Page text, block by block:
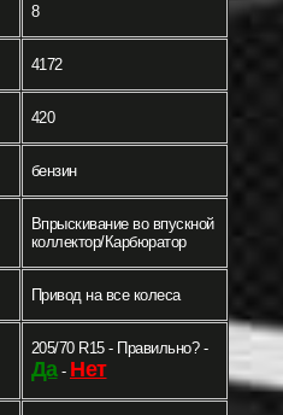
8
4172
420
бензин
Впрыскивание во впускной
коллектор/Карбюратор
Привод на все колеса
205/70 R15 - Правильно? -
Да- Нет